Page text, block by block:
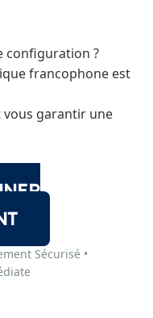
configuration ?
francophone est
garantir une
Sécurisé •